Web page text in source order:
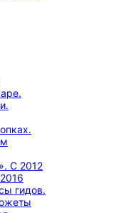
С 2012
гидов.